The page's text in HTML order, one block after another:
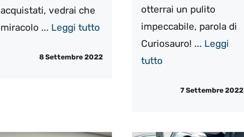
acquistati, vedrai che
miracolo ... Leggi tutto
8 Settembre 2022
otterrai un pulito
impeccabile, parola di
Curiosauro! ... Leggi
tutto
7 Settembre 2022